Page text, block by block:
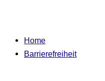
Home
Barrierefreiheit